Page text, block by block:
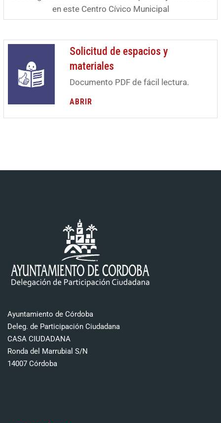
en este Centro Cívico Municipal
Solicitud de espacios y
materiales
Documento PDF de fácil lectura.
ABRIR
Ayuntamiento de Córdoba
Deleg. de Participación Ciudadana
CASA CIUDADANA
Ronda del Marrubial S/N
14007 Córdoba